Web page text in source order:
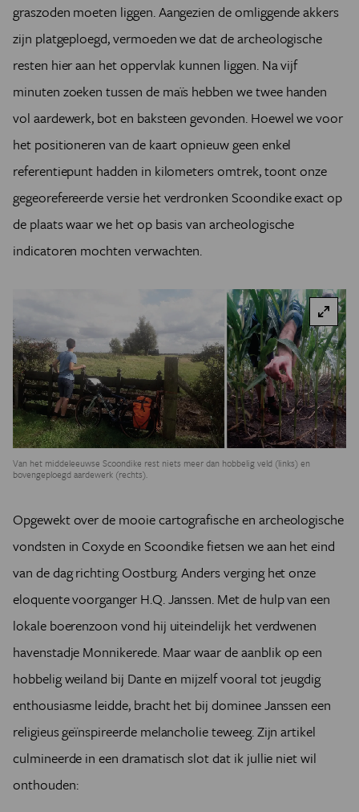
graszoden moeten liggen. Aangezien de omliggende akkers
zijn platgeploegd, vermoeden we dat de archeologische
resten hier aan het oppervlak kunnen liggen. Na vijf
minuten zoeken tussen de maïs hebben we twee handen
vol aardewerk, bot en baksteen gevonden. Hoewel we voor
het positioneren van de kaart opnieuw geen enkel
referentiepunt hadden in kilometers omtrek, toont onze
gegeorefereerde versie het verdronken Scoondike exact op
de plaats waar we het op basis van archeologische
indicatoren mochten verwachten.
Van het middeleeuwse Scoondike rest niets meer dan hobbelig veld (links) en
bovengeploegd aardewerk (rechts).
Opgewekt over de mooie cartografische en archeologische
vondsten in Coxyde en Scoondike fietsen we aan het eind
van de dag richting Oostburg. Anders verging het onze
eloquente voorganger H.Q. Janssen. Met de hulp van een
lokale boerenzoon vond hij uiteindelijk het verdwenen
havenstadje Monnikerede. Maar waar de aanblik op een
hobbelig weiland bij Dante en mijzelf vooral tot jeugdig
enthousiasme leidde, bracht het bij dominee Janssen een
religieus geïnspireerde melancholie teweeg. Zijn artikel
culmineerde in een dramatisch slot dat ik jullie niet wil
onthouden: